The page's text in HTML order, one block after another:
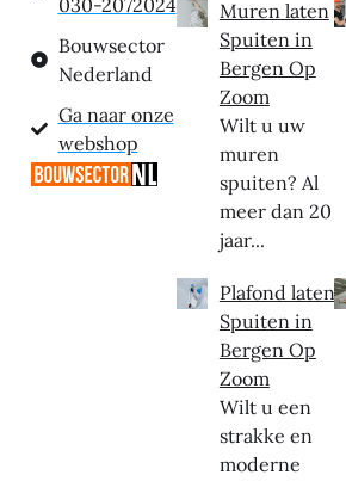
030-2072024
Bouwsector
Nederland
Ga naar onze
webshop
Muren laten
Spuiten in
Bergen Op
Zoom
Wilt u uw
muren
spuiten? Al
meer dan 20
jaar...
Plafond laten
Spuiten in
Bergen Op
Zoom
Wilt u een
strakke en
moderne